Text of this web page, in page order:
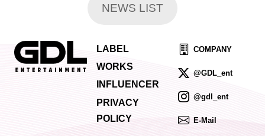
NEWS LIST
LABEL
WORKS
INFLUENCER
PRIVACY
POLICY
COMPANY
@GDL_ent
@gdl_ent
E-Mail